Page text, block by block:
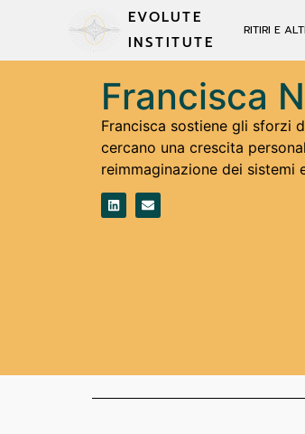
RITIRI E
EVOLUTE
INSTITUTE
Francisca
Francisca sostiene gli sforzi
cercano una crescita
reimmaginazione dei